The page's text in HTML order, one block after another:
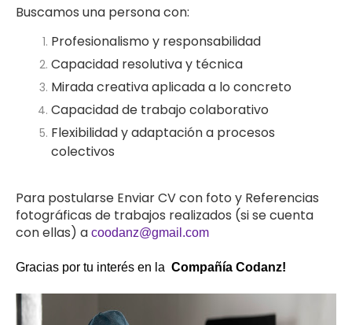
Buscamos una persona con:
Profesionalismo y responsabilidad
Capacidad resolutiva y técnica
Mirada creativa aplicada a lo concreto
Capacidad de trabajo colaborativo
Flexibilidad y adaptación a procesos
colectivos
Para postularse Enviar CV con foto y Referencias
fotográficas de trabajos realizados (si se cuenta
con ellas) a coodanz@gmail.com
Gracias por tu interés en la Compañía Codanz!